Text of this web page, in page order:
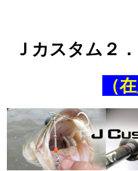
Ｊカスタム２
（